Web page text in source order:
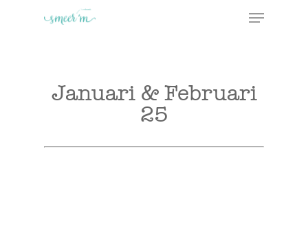
Menu
Januari & Februari
25